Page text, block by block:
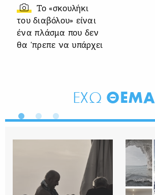
Το «σκουλήκι
του διαβόλου» είναι
ένα πλάσμα που δεν
θα ‘πρεπε να υπάρχει
ΕΧΩ ΘΕΜΑ